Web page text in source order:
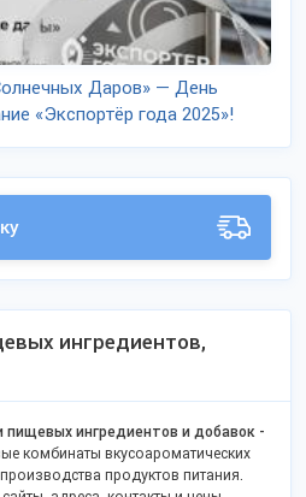
Даров» — День
«Экспортёр года 2025»!
ингредиентов,
пищевых ингредиентов и добавок -
комбинаты вкусоароматических
продуктов питания.